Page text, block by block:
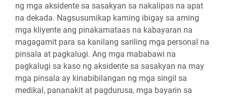
ng mga aksidente sa sasakyan sa nakalipas na apat
na dekada. Nagsusumikap kaming ibigay sa aming
mga kliyente ang pinakamataas na kabayaran na
magagamit para sa kanilang sariling mga personal na
pinsala at pagkalugi. Ang mga mababawi na
pagkalugi sa kaso ng aksidente sa sasakyan na may
mga pinsala ay kinabibilangan ng mga singil sa
medikal, pananakit at pagdurusa, mga bayarin sa